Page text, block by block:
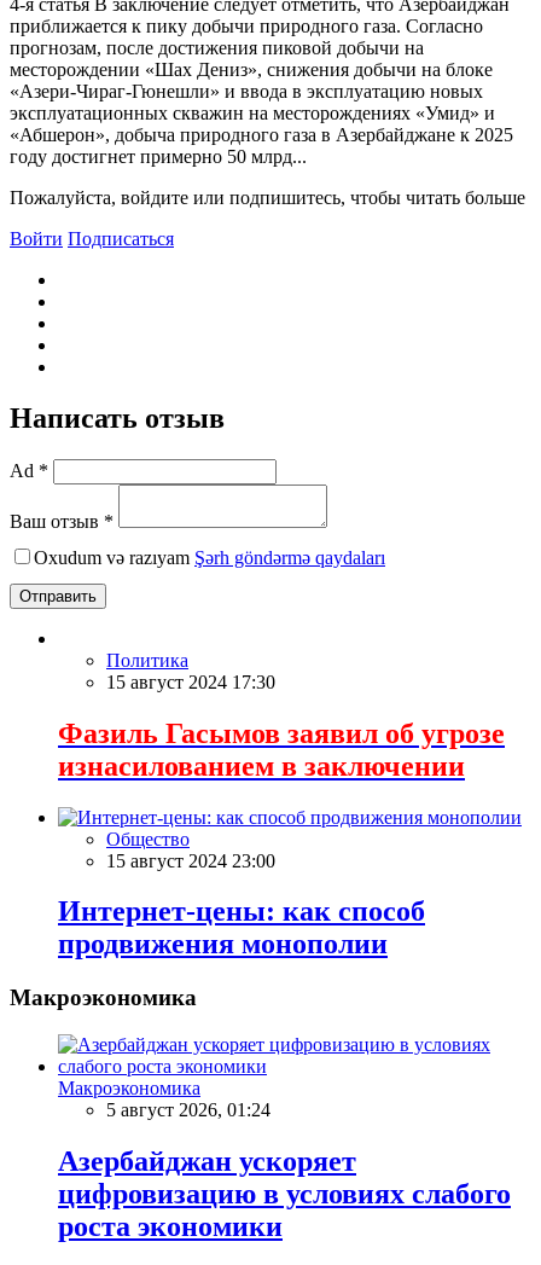
4-я статья В заключение следует отметить, что Азербайджан
приближается к пику добычи природного газа. Согласно
прогнозам, после достижения пиковой добычи на
месторождении «Шах Дениз», снижения добычи на блоке
«Азери-Чираг-Гюнешли» и ввода в эксплуатацию новых
эксплуатационных скважин на месторождениях «Умид» и
«Абшерон», добыча природного газа в Азербайджане к 2025
году достигнет примерно 50 млрд...
Пожалуйста, войдите или подпишитесь, чтобы читать больше
Войти Подписаться
Написать отзыв
Ad *
Ваш отзыв *
Oxudum və razıyam Şərh göndərmə qaydaları
Отправить
Политика
15 август 2024 17:30
Фазиль Гасымов заявил об угрозе
изнасилованием в заключении
Общество
15 август 2024 23:00
Интернет-цены: как способ
продвижения монополии
Макроэкономика
Макроэкономика
5 август 2026, 01:24
Азербайджан ускоряет
цифровизацию в условиях слабого
роста экономики